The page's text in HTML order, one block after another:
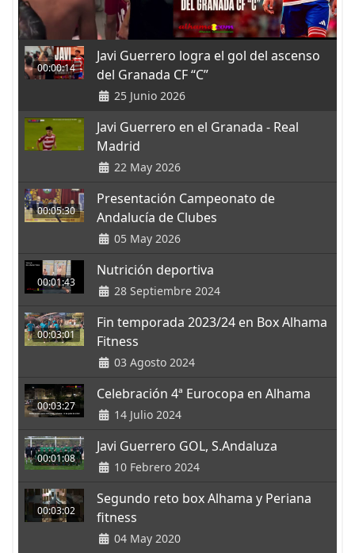
00:00:14
Javi Guerrero logra el gol del ascenso
del Granada CF “C”
25 Junio 2026
Javi Guerrero en el Granada - Real
Madrid
22 May 2026
00:05:30
Presentación Campeonato de
Andalucía de Clubes
05 May 2026
00:01:43
Nutrición deportiva
28 Septiembre 2024
00:03:01
Fin temporada 2023/24 en Box Alhama
Fitness
03 Agosto 2024
00:03:27
Celebración 4ª Eurocopa en Alhama
14 Julio 2024
00:01:08
Javi Guerrero GOL, S.Andaluza
10 Febrero 2024
00:03:02
Segundo reto box Alhama y Periana
fitness
04 May 2020